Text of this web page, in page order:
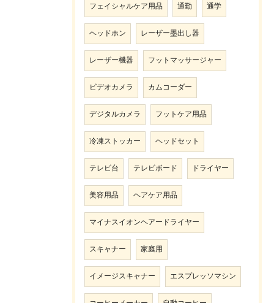
フェイシャルケア用品 通勤 通学
ヘッドホン レーザー墨出し器
レーザー機器 フットマッサージャー
ビデオカメラ カムコーダー
デジタルカメラ フットケア用品
冷凍ストッカー ヘッドセット
テレビ台 テレビボード ドライヤー
美容用品 ヘアケア用品
マイナスイオンヘアードライヤー
スキャナー 家庭用
イメージスキャナー エスプレッソマシン